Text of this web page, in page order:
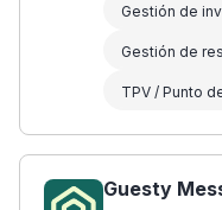
Gestión de
Gestión de
TPV / Punto
Guesty